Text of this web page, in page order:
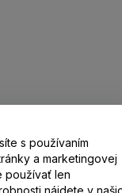
s používaním
a marketingovej
používať len
nájdete v